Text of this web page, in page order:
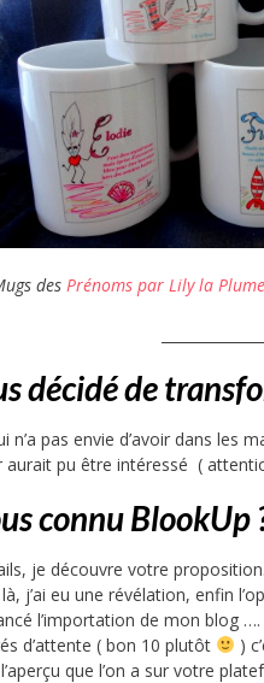
des Prénoms par Lily la
décidé de
n’a pas envie d’avoir dans
aurait pu être intéressé (
connu BlookUp
je découvre votre
j’ai eu une révélation, enfin
l’importation de mon blog
d’attente ( bon 10 plutôt
)
que l’on a sur votre